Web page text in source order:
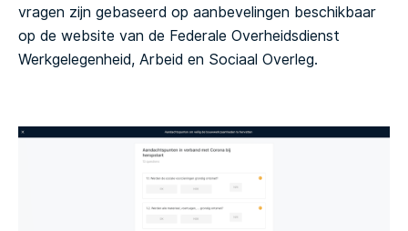
vragen zijn gebaseerd op aanbevelingen beschikbaar
op de website van de Federale Overheidsdienst
Werkgelegenheid, Arbeid en Sociaal Overleg.